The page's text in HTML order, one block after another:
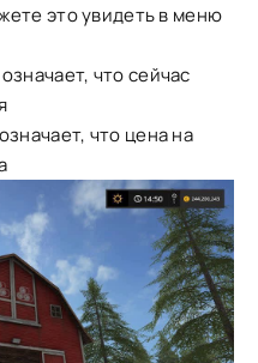
это увидеть в меню
что сейчас
что цена на